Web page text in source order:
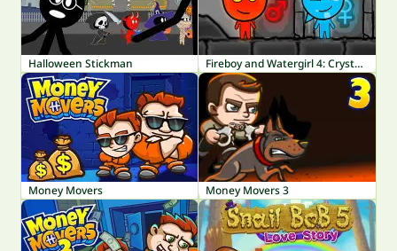
Halloween Stickman Fireboy and Watergirl 4: Crystal Temple
Money Movers Money Movers 3